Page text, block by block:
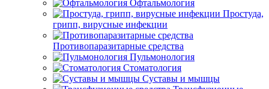
Офтальмология
Простуда,
грипп, вирусные инфекции
Противопаразитарные средства
Пульмонология
Стоматология
Суставы и мышцы